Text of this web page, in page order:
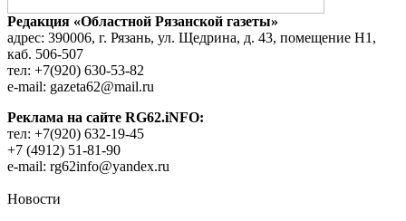
Редакция «Областной Рязанской газеты»
адрес: 390006, г. Рязань, ул. Щедрина, д. 43, помещение Н1,
каб. 506-507
тел: +7(920) 630-53-82
e-mail: gazeta62@mail.ru
Реклама на сайте RG62.iNFO:
тел: +7(920) 632-19-45
+7 (4912) 51-81-90
e-mail: rg62info@yandex.ru
Новости